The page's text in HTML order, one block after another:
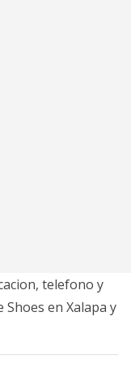
telefono y
en Xalapa y